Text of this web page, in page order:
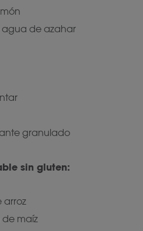
de azahar
granulado
sin gluten:
arroz
de maíz